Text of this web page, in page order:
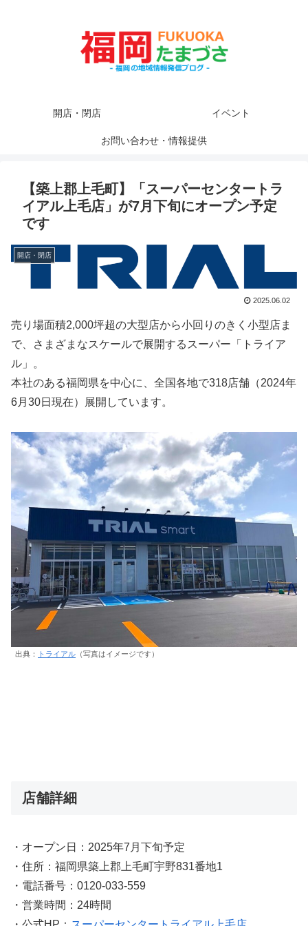
開店・閉店 イベント
お問い合わせ・情報提供
【築上郡上毛町】「スーパーセンタートラ
イアル上毛店」が7月下旬にオープン予定
です
開店・閉店
2025.06.02
売り場面積2,000坪超の大型店から小回りのきく小型店ま
で、さまざまなスケールで展開するスーパー「トライア
ル」。
本社のある福岡県を中心に、全国各地で318店舗（2024年
6月30日現在）展開しています。
出典： トライアル （写真はイメージです）
店舗詳細
・オープン日：2025年7月下旬予定
・住所：福岡県築上郡上毛町宇野831番地1
・電話番号：0120-033-559
・営業時間：24時間